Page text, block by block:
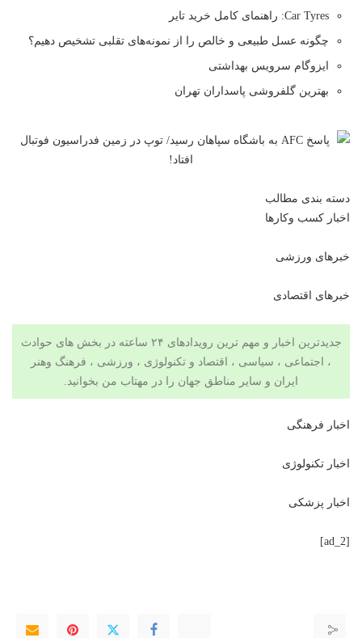
Car Tyres: راهنمای کامل خرید تایر
چگونه عسل طبیعی و خالص را از نمونه‌های تقلبی تشخیص دهیم؟
ایزوگام سرویس بهداشتی
بهترین گلفروشی پاسداران تهران
دسته بندی مطالب
اخبار کسب وکارها
خبرهای ورزشی
خبرهای اقتصادی
جدیدترین اخبار و مهم ترین رویدادهای ۲۴ ساعته در بخش های حوادث
، اجتماعی ، سیاسی ، اقتصاد و تکنولوژی ، ورزشی ، فرهنگ وهنر
ایران و سایر مناطق جهان را در مهتاب من بخوانید.
اخبار فرهنگی
اخبار تکنولوژی
اخبار پزشکی
[ad_2]